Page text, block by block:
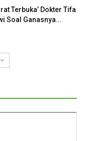
Terbuka’ Dokter Tifa
Soal Ganasnya...